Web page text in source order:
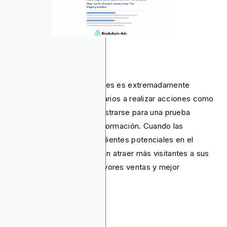
La publicidad en buscadores es extremadamente
efectiva. Motiva a los usuarios a realizar acciones como
comprar un producto, registrarse para una prueba
gratuita, o solicitar más información. Cuando las
empresas conectan con clientes potenciales en el
momento perfecto, pueden atraer más visitantes a sus
sitios web, generando mayores ventas y mejor